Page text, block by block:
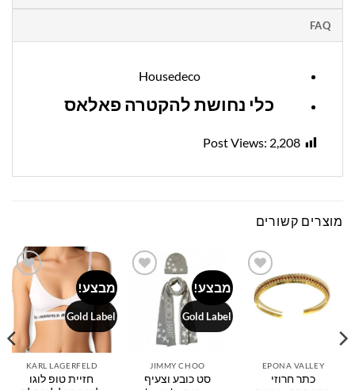
FAQ
Housedeco
כלי נחושת להקטרה פאלאס
Post Views: 2,208
מוצרים קשורים
Add to
wishlist
EPONA VALLEY
כתר חרוזי
מבצע!
Gold Label
JIMMY CHOO
סט כובע וצעיף
מבצע!
Gold Label
Add to
wishlist
KARL LAGERFELD
חזיית טופ לוגו